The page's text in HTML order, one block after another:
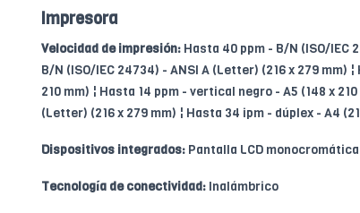
Impresora
Velocidad de impresión: Hasta 40 ppm - B/N (ISO/IEC
B/N (ISO/IEC 24734) - ANSI A (Letter) (216 x 279 mm)
210 mm) ¦ Hasta 14 ppm - vertical negro - A5 (148 x
(Letter) (216 x 279 mm) ¦ Hasta 34 ipm - dúplex - A4
Dispositivos integrados: Pantalla LCD
Tecnología de conectividad: Inalámbrico